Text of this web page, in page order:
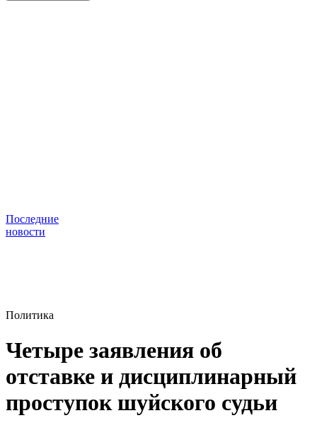
Последние
новости
Политика
Четыре заявления об
отставке и дисциплинарный
проступок шуйского судьи